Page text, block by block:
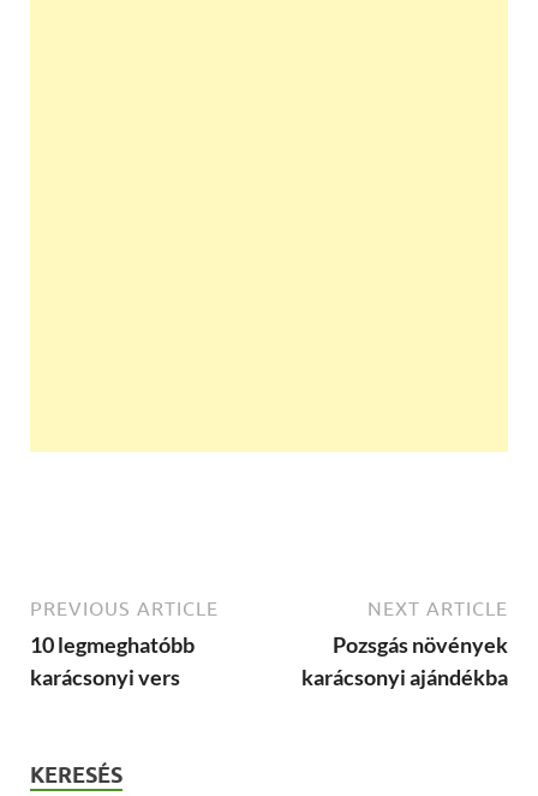
PREVIOUS ARTICLE
10 legmeghatóbb
karácsonyi vers
NEXT ARTICLE
Pozsgás növények
karácsonyi ajándékba
KERESÉS